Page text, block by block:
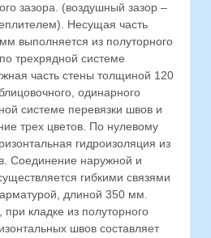
зазора. (воздушный зазор –
Несущая часть
выполняется из полуторного
трехрядной системе
часть стены толщиной 120
одинарного
системе перевязки швов и
трех цветов. По нулевому
гидроизоляция из
Соединение наружной и
гибкими связями
длиной 350 мм.
кладке из полуторного
швов составляет